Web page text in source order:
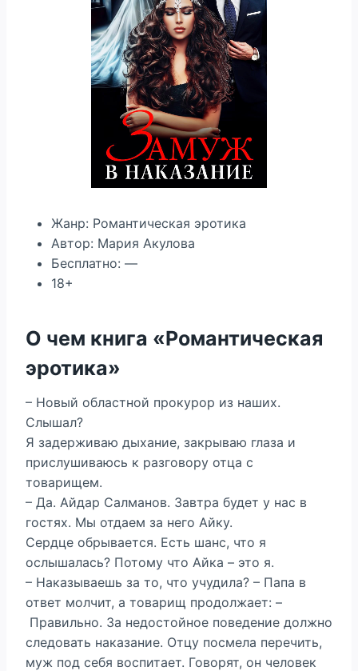
Жанр: Романтическая эротика
Автор: Мария Акулова
Бесплатно: —
18+
О чем книга «Романтическая
эротика»
– Новый областной прокурор из наших.
Слышал?
Я задерживаю дыхание, закрываю глаза и
прислушиваюсь к разговору отца с
товарищем.
– Да. Айдар Салманов. Завтра будет у нас в
гостях. Мы отдаем за него Айку.
Сердце обрывается. Есть шанс, что я
ослышалась? Потому что Айка – это я.
– Наказываешь за то, что учудила? – Папа в
ответ молчит, а товарищ продолжает: –
Правильно. За недостойное поведение должно
следовать наказание. Отцу посмела перечить,
муж под себя воспитает. Говорят, он человек